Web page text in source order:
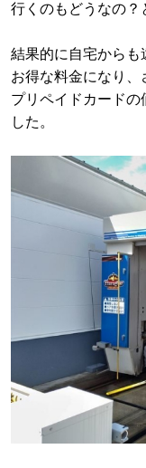
行くのもどうなの？
結果的に自宅からも
お得な料金になり、
プリペイドカードの
した。